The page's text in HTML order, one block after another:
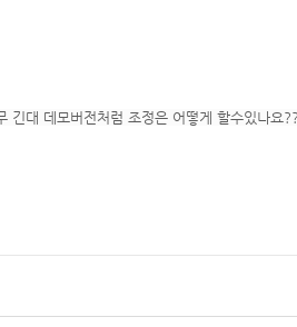
긴대 데모버전처럼 조정은 어떻게 할수있나요??